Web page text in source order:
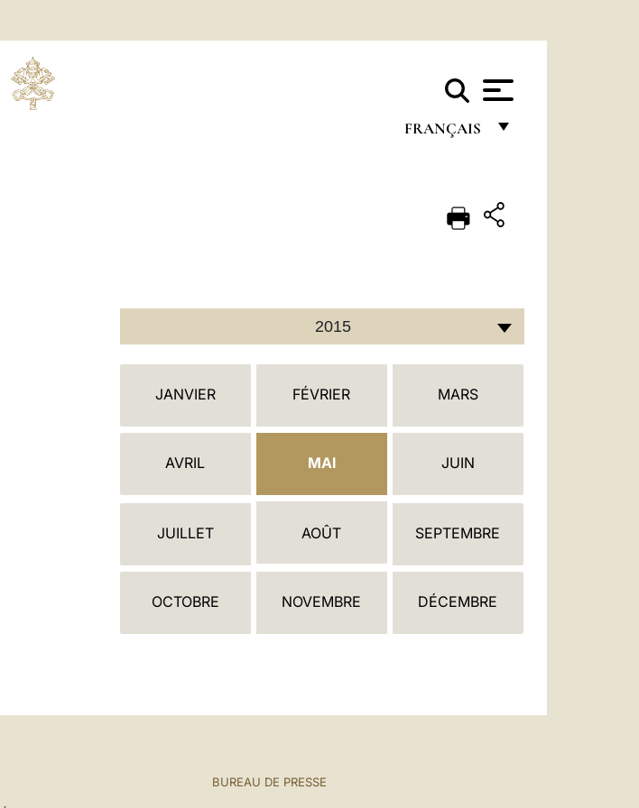
FRANÇAIS
ITALIANO
ESPAÑOL
2015
N
R
JANVIER FÉVRIER MARS
AVRIL MAI JUIN
JUILLET AOÛT SEPTEMBRE
OCTOBRE NOVEMBRE DÉCEMBRE
BUREAU DE PRESSE